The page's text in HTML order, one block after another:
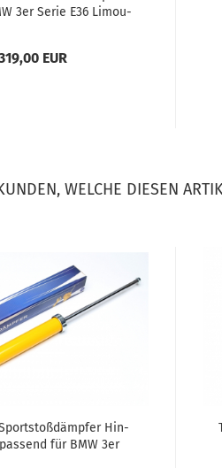
3er Serie E36 Li­mou­
EUR
WELCHE DIESEN
Sport­stoß­dämp­fer Hin­
für BMW 3er